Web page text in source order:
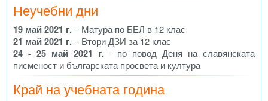
Неучебни дни
19 май 2021 г.– Матура по БЕЛ в 12 клас
21 май 2021 г.– Втори ДЗИ за 12 клас
24 - 25 май 2021 г.- по повод Деня на славянската
писменост и българската просвета и култура
Край на учебната година